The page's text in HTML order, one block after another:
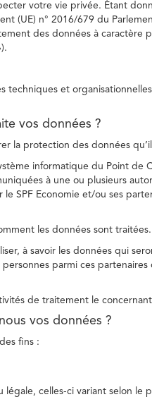
votre vie privée. Étant
(UE) n° 2016/679 du
des données à caractère
techniques et
vos données ?
la protection des données
informatique du Point de
à une ou plusieurs
SPF Economie et/ou ses
les données sont traitées.
à savoir les données qui
parmi ces
de traitement le
vos données ?
fins :
celles-ci variant selon le